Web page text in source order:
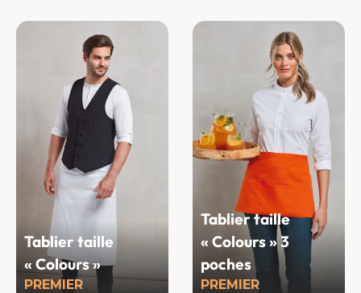
Tablier taille
« Colours »
PREMIER
Tablier taille
« Colours » 3
poches
PREMIER